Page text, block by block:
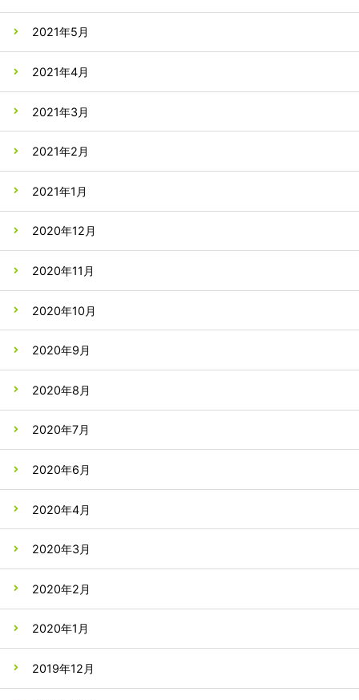
2021年5月
2021年4月
2021年3月
2021年2月
2021年1月
2020年12月
2020年11月
2020年10月
2020年9月
2020年8月
2020年7月
2020年6月
2020年4月
2020年3月
2020年2月
2020年1月
2019年12月